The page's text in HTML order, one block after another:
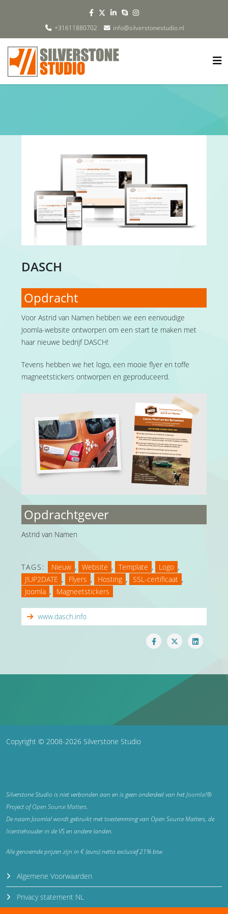
+31611880702 info@silverstonestudio.nl
DASCH
Opdracht
Voor Astrid van Namen hebben we een eenvoudige
Joomla-website ontworpen om een start te maken met
haar nieuwe bedrijf DASCH!
Tevens hebben we het logo, een mooie flyer en toffe
magneetstickers ontworpen en geproduceerd.
Opdrachtgever
Astrid van Namen
TAGS: Nieuw , Website , Template , Logo ,
J!UP2DATE , Flyers , Hosting , SSL-certificaat ,
Joomla , Magneetstickers
www.dasch.info
Copyright © 2008-2026 Silverstone Studio
Silverstone Studio is niet verbonden aan en is geen onderdeel van hetJoomla!®
Project ofOpen Source Matters.
De naam Joomla! wordt gebruikt met toestemming van Open Source Matters, de
licentiehouder in de VS en andere landen.
Alle genoemde prijzen zijn in € (euro) netto exclusief 21% btw
Algemene Voorwaarden
Privacy statement NL